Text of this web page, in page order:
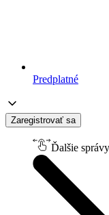
Predplatné
Zaregistrovať sa
Ďalšie